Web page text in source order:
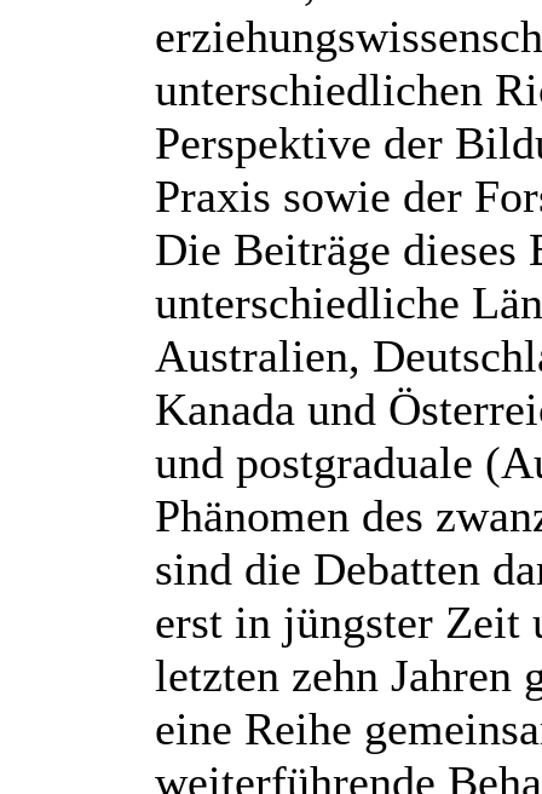
unterschiedlichen
Perspektive der
Praxis sowie der
Die Beiträge dieses
unterschiedliche
Australien,
Kanada und
und postgraduale
Phänomen des
sind die Debatten
erst in jüngster Zeit
letzten zehn Jahren
eine Reihe
weiterführende